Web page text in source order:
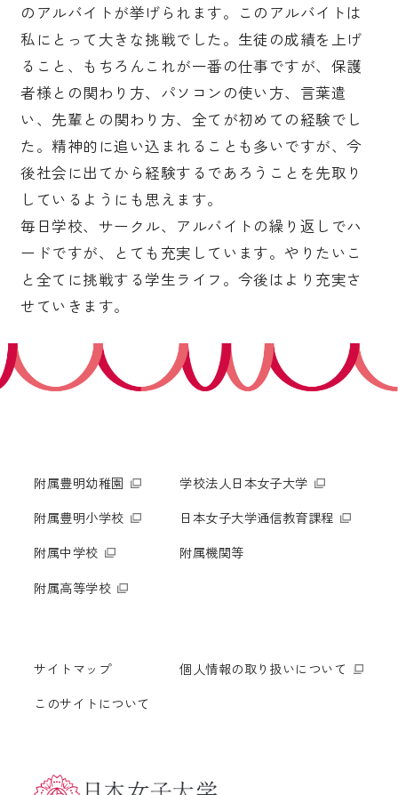
のアルバイトが挙げられます。このアルバイトは
私にとって大きな挑戦でした。生徒の成績を上げ
ること、もちろんこれが一番の仕事ですが、保護
者様との関わり方、パソコンの使い方、言葉遣
い、先輩との関わり方、全てが初めての経験でし
た。精神的に追い込まれることも多いですが、今
後社会に出てから経験するであろうことを先取り
しているようにも思えます。
毎日学校、サークル、アルバイトの繰り返しでハ
ードですが、とても充実しています。やりたいこ
と全てに挑戦する学生ライフ。今後はより充実さ
せていきます。
附属豊明幼稚園
附属豊明小学校
附属中学校
附属高等学校
学校法人日本女子大学
日本女子大学通信教育課程
附属機関等
サイトマップ
このサイトについて
個人情報の取り扱いについて